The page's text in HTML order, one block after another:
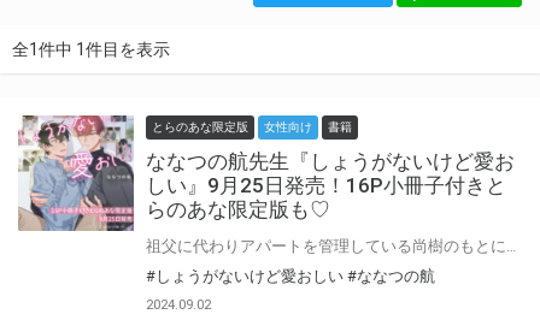
全1件中 1件目を表示
とらのあな限定版 女性向け 書籍
ななつの航先生『しょうがないけど愛お
しい』9月25日発売！16P小冊子付きと
らのあな限定版も♡
#しょうがないけど愛おしい #ななつの航
2024.09.02